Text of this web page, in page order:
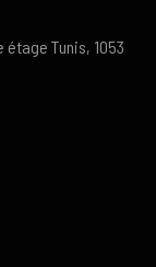
étage Tunis, 1053